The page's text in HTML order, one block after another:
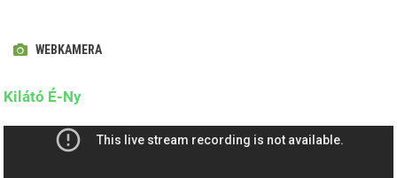
WEBKAMERA
Kilátó É-Ny